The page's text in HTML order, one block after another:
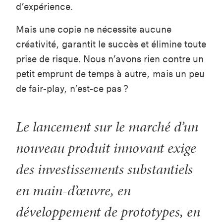
d’expérience.
Mais une copie ne nécessite aucune
créativité, garantit le succès et élimine toute
prise de risque. Nous n’avons rien contre un
petit emprunt de temps à autre, mais un peu
de fair-play, n’est-ce pas ?
Le lancement sur le marché d’un
nouveau produit innovant exige
des investissements substantiels
en main-d’œuvre, en
développement de prototypes, en